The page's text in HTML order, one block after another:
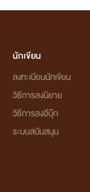
นักเขียน
ลงทะเบียนนักเขียน
วิธีการลงนิยาย
วิธีการลงอีบุ๊ก
ระบบสนับสนุน